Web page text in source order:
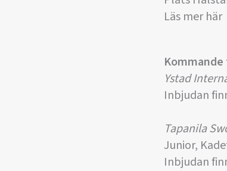
Läs mer här
Ystad
Inbjudan
Tapanila
Junior,
Inbjudan